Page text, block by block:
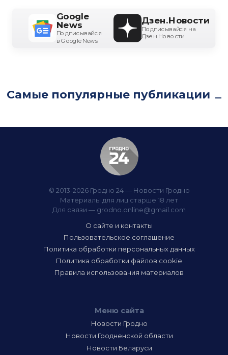
Google
News
Подписывайся
в Google News
Дзен.Новости
Подписывайся на
Дзен.Новости
Самые популярные публикации
© 2013-2026 Гродно 24 — Новости Гродно
Материалы для лиц старше 18 лет
Для связи — grodno.online@gmail.com
О сайте и контакты
Пользовательское соглашение
Политика обработки персональных данных
Политика обработки файлов cookie
Правила использования материалов
Меню сайта
Новости Гродно
Новости Гродненской области
Новости Беларуси